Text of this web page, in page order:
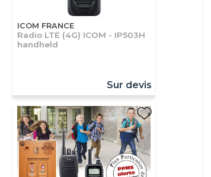
ICOM FRANCE
Radio LTE (4G) ICOM - IP503H
handheld
Sur devis